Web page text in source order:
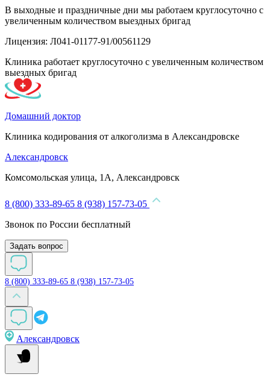
В выходные и праздничные дни мы работаем круглосуточно с
увеличенным количеством выездных бригад
Лицензия: Л041-01177-91/00561129
Клиника работает круглосуточно с увеличенным количеством
выездных бригад
Домашний доктор
Клиника кодирования от алкоголизма в Александровске
Александровск
Комсомольская улица, 1А, Александровск
8 (800) 333-89-65 8 (938) 157-73-05
Звонок по России бесплатный
Задать вопрос
8 (800) 333-89-65 8 (938) 157-73-05
Александровск